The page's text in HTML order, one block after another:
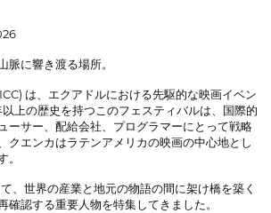
脈に響き渡る場所。
は、エクアドルにおける先駆的な映画イベン
上の歴史を持つこのフェスティバルは、国際的
ーサー、配給会社、プログラマーにとって戦略
クエンカはラテンアメリカの映画の中心地とし
。
、世界の産業と地元の物語の間に架け橋を築く
確認する重要人物を特集してきました。